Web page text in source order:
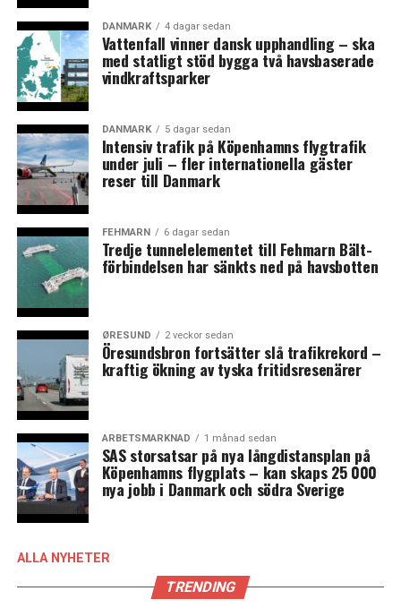
forskare.
LÄS OCKSÅ:
Upphandlingskrav gör att SJ avstår från att fortsätta
driva Stockholms pendeltåg
AI-kommissionen presenterar 75 åtgärder för att stärka
Sveriges AI-kompetens
DANMARK 4 dagar sedan
Vattenfall vinner dansk upphandling – ska
med statligt stöd bygga två havsbaserade
vindkraftsparker
DANMARK 5 dagar sedan
Intensiv trafik på Köpenhamns flygtrafik
under juli – fler internationella gäster
reser till Danmark
FEHMARN 6 dagar sedan
Tredje tunnelelementet till Fehmarn Bält-
förbindelsen har sänkts ned på havsbotten
ØRESUND 2 veckor sedan
Öresundsbron fortsätter slå trafikrekord –
kraftig ökning av tyska fritidsresenärer
ARBETSMARKNAD 1 månad sedan
SAS storsatsar på nya långdistansplan på
Köpenhamns flygplats – kan skaps 25 000
nya jobb i Danmark och södra Sverige
ALLA NYHETER
TRENDING